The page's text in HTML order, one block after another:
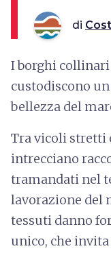
di
I borghi
custodiscono
bellezza del
Tra vicoli stretti
intrecciano
tramandati nel
lavorazione del
tessuti danno
unico, che invita